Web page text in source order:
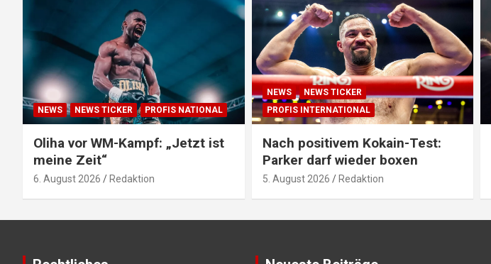
NEWS NEWS TICKER PROFIS NATIONAL
Oliha vor WM-Kampf: „Jetzt ist
meine Zeit“
6. August 2026 Redaktion
NEWS
NEWS TICKER
PROFIS INTERNATIONAL
Nach positivem Kokain-Test:
Parker darf wieder boxen
5. August 2026 Redaktion